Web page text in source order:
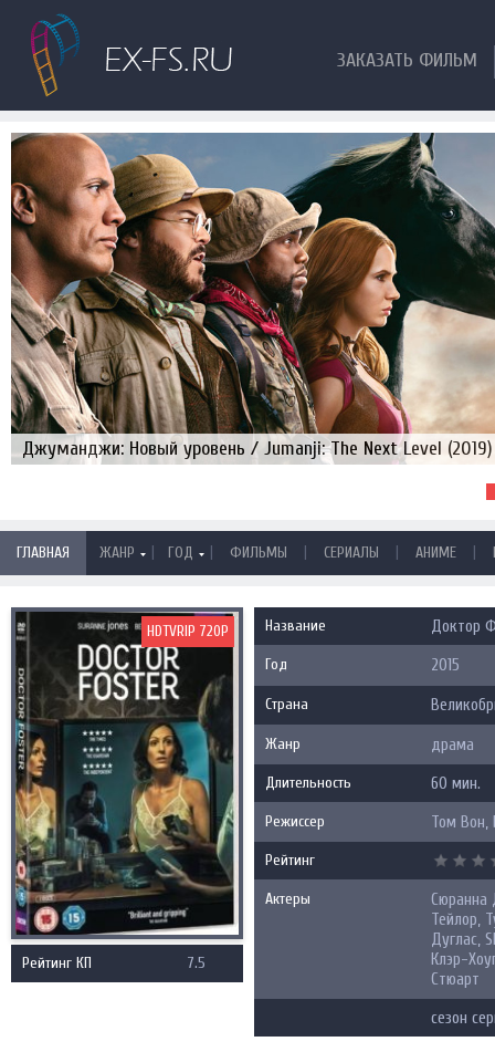
ЗАКАЗАТЬ ФИЛЬМ
Джуманджи: Новый уровень / Jumanji: The Next Level (2019)
ГЛАВНАЯ ЖАНР | ГОД | ФИЛЬМЫ | СЕРИАЛЫ | АНИМЕ |
HDTVRIP 720P
Рейтинг КП 7.5
Название Доктор
Год 2015
Страна
Жанр драма
Длительность 60 мин.
Режиссер Том Вон,
Рейтинг
Актеры
Сюранна
Тейлор,
Дуглас,
Клэр-
Стюарт
сезон